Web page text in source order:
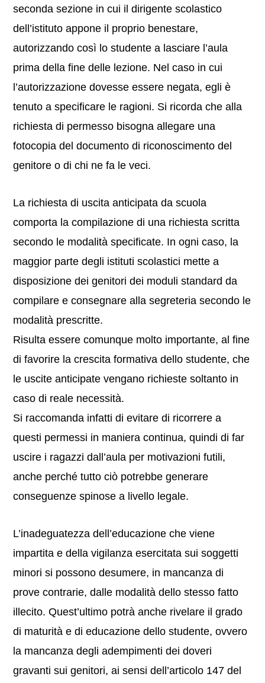
seconda sezione in cui il dirigente scolastico
dell’istituto appone il proprio benestare,
autorizzando così lo studente a lasciare l’aula
prima della fine delle lezione. Nel caso in cui
l’autorizzazione dovesse essere negata, egli è
tenuto a specificare le ragioni. Si ricorda che alla
richiesta di permesso bisogna allegare una
fotocopia del documento di riconoscimento del
genitore o di chi ne fa le veci.
La richiesta di uscita anticipata da scuola
comporta la compilazione di una richiesta scritta
secondo le modalità specificate. In ogni caso, la
maggior parte degli istituti scolastici mette a
disposizione dei genitori dei moduli standard da
compilare e consegnare alla segreteria secondo le
modalità prescritte.
Risulta essere comunque molto importante, al fine
di favorire la crescita formativa dello studente, che
le uscite anticipate vengano richieste soltanto in
caso di reale necessità.
Si raccomanda infatti di evitare di ricorrere a
questi permessi in maniera continua, quindi di far
uscire i ragazzi dall’aula per motivazioni futili,
anche perché tutto ciò potrebbe generare
conseguenze spinose a livello legale.
L’inadeguatezza dell’educazione che viene
impartita e della vigilanza esercitata sui soggetti
minori si possono desumere, in mancanza di
prove contrarie, dalle modalità dello stesso fatto
illecito. Quest’ultimo potrà anche rivelare il grado
di maturità e di educazione dello studente, ovvero
la mancanza degli adempimenti dei doveri
gravanti sui genitori, ai sensi dell’articolo 147 del